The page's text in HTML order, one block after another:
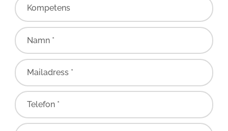
Kompetens
Namn *
Mailadress *
Telefon *